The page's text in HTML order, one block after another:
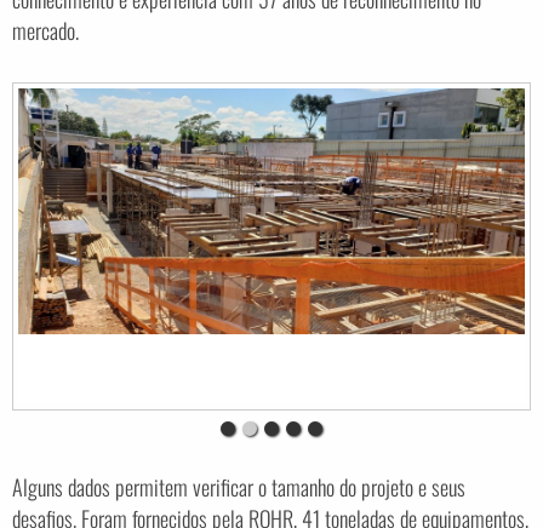
mercado.
Alguns dados permitem verificar o tamanho do projeto e seus
desafios. Foram fornecidos pela ROHR, 41 toneladas de equipamentos,